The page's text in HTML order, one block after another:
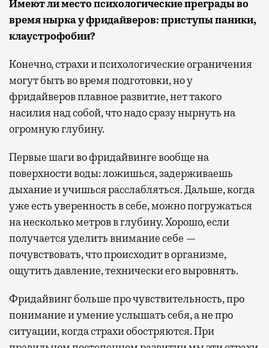
Имеют ли место психологические преграды во
время нырка у фридайверов: приступы паники,
клаустрофобии?
Конечно, страхи и психологические ограничения
могут быть во время подготовки, но у
фридайверов плавное развитие, нет такого
насилия над собой, что надо сразу нырнуть на
огромную глубину.
Первые шаги во фридайвинге вообще на
поверхности воды: ложишься, задерживаешь
дыхание и учишься расслабляться. Дальше, когда
уже есть уверенность в себе, можно погружаться
на несколько метров в глубину. Хорошо, если
получается уделить внимание себе —
почувствовать, что происходит в организме,
ощутить давление, технически его выровнять.
Фридайвинг больше про чувствительность, про
понимание и умение услышать себя, а не про
ситуации, когда страхи обостряются. При